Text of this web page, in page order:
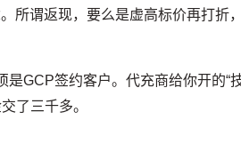
所谓返现，要么是虚高标价再打折，
GCP签约客户。代充商给你开的“
了三千多。